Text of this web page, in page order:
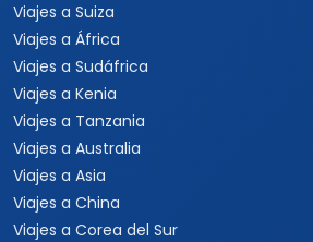
Viajes a Suiza
Viajes a África
Viajes a Sudáfrica
Viajes a Kenia
Viajes a Tanzania
Viajes a Australia
Viajes a Asia
Viajes a China
Viajes a Corea del Sur